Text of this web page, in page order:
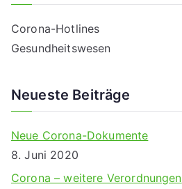
Corona-Hotlines
Gesundheitswesen
Neueste Beiträge
Neue Corona-Dokumente
8. Juni 2020
Corona – weitere Verordnungen